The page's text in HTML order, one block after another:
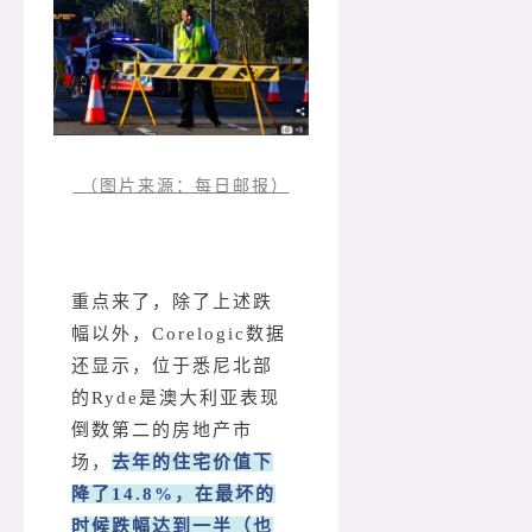
（图片来源：每日邮报）
重点来了，除了上述跌
幅以外，Corelogic数据
还显示，位于悉尼北部
的Ryde是澳大利亚表现
倒数第二的房地产市
场， 去年的住宅价值下
降了14.8%，在最坏的
时候跌幅达到一半（也